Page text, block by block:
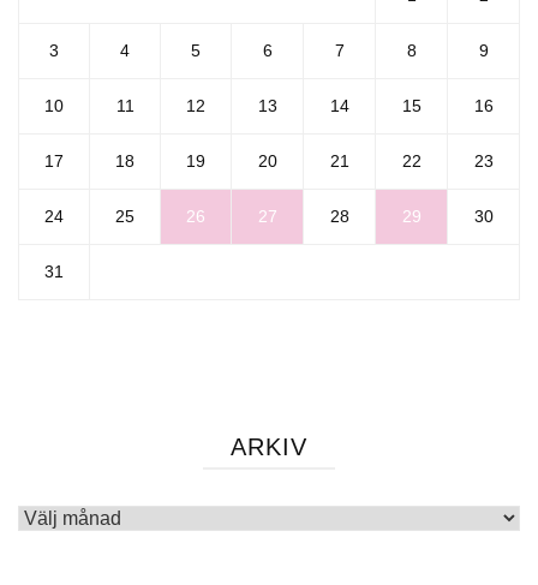
3 4 5 6 7 8 9
10 11 12 13 14 15 16
17 18 19 20 21 22 23
24 25 26 27 28 29 30
31
ARKIV
Arkiv